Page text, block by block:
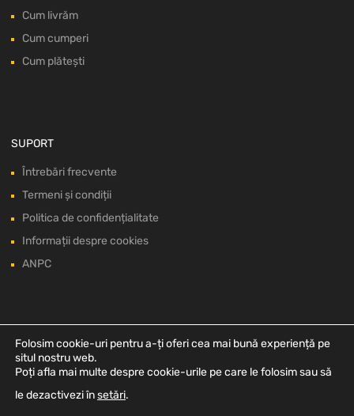
Cum livrăm
Cum cumperi
Cum plătești
SUPORT
Întrebări frecvente
Termeni și condiții
Politica de confidențialitate
Informații despre cookies
ANPC
Folosim cookie-uri pentru a-ți oferi cea mai bună experiență pe
situl nostru web.
Poți afla mai multe despre cookie-urile pe care le folosim sau să
le dezactivezi însetări.